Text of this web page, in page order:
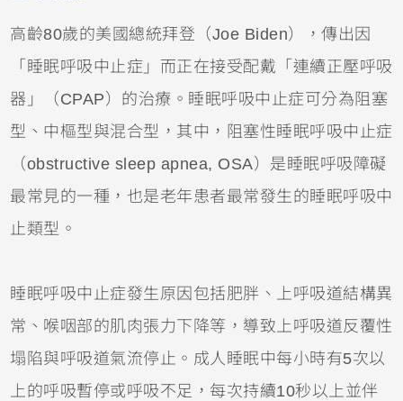
高齡80歲的美國總統拜登（Joe Biden），傳出因
「睡眠呼吸中止症」而正在接受配戴「連續正壓呼吸
器」（CPAP）的治療。睡眠呼吸中止症可分為阻塞
型、中樞型與混合型，其中，阻塞性睡眠呼吸中止症
（obstructive sleep apnea, OSA）是睡眠呼吸障礙
最常見的一種，也是老年患者最常發生的睡眠呼吸中
止類型。
睡眠呼吸中止症發生原因包括肥胖、上呼吸道結構異
常、喉咽部的肌肉張力下降等，導致上呼吸道反覆性
塌陷與呼吸道氣流停止。成人睡眠中每小時有5次以
上的呼吸暫停或呼吸不足，每次持續10秒以上並伴